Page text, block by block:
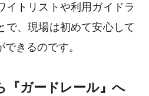
イトリストや利用ガイドラ
で、現場は初めて安心して
きるのです。
『ガードレール』へ